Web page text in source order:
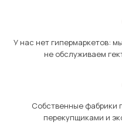
У нас нет гипермаркетов:
не обслуживаем
Собственные фабрики
перекупщиками и